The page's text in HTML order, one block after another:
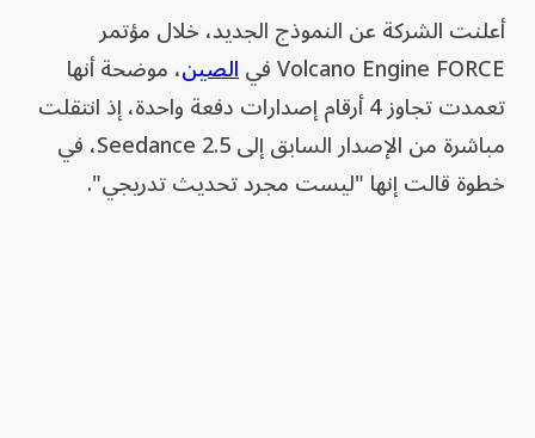
أعلنت الشركة عن النموذج الجديد، خلال مؤتمر
Volcano Engine FORCE في
الصين، موضحة أنها
تعمدت تجاوز 4 أرقام إصدارات دفعة واحدة، إذ انتقلت
مباشرة من الإصدار السابق إلى Seedance 2.5، في
خطوة قالت إنها "ليست مجرد تحديث تدريجي".